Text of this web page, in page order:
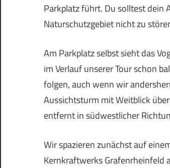
Parkplatz führt. Du solltest dein
Naturschutzgebiet nicht zu
Am Parkplatz selbst sieht das
im Verlauf unserer Tour schon
folgen, auch wenn wir
Aussichtsturm mit Weitblick
entfernt in südwestlicher
Wir spazieren zunächst auf
Kernkraftwerks Grafenrheinfeld